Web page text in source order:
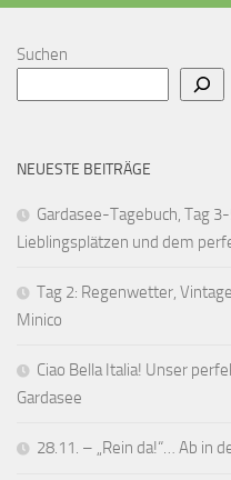
Suchen
NEUESTE BEITRÄGE
Gardasee-Tagebuch, Tag
Lieblingsplätzen und dem
Tag 2: Regenwetter,
Minico
Ciao Bella Italia! Unser
Gardasee
28.11. – „Rein da!“… Ab in